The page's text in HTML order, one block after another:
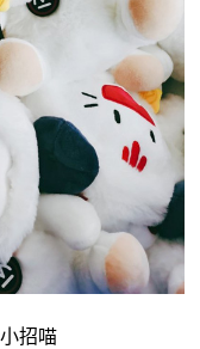
招喵